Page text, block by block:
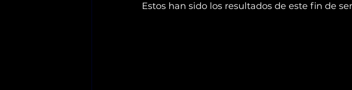
Estos han sido los resultados de este fin de